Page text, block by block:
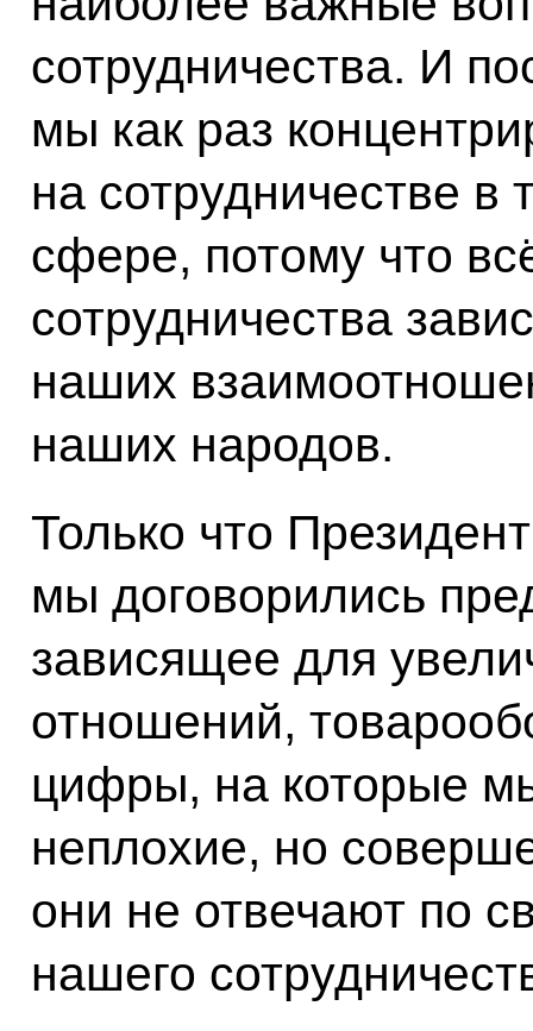
сотрудничества. И
мы как раз
на сотрудничестве в
сфере, потому что
сотрудничества
наших
наших народов.
Только что
мы договорились
зависящее для
отношений,
цифры, на которые
неплохие, но
они не отвечают по
нашего